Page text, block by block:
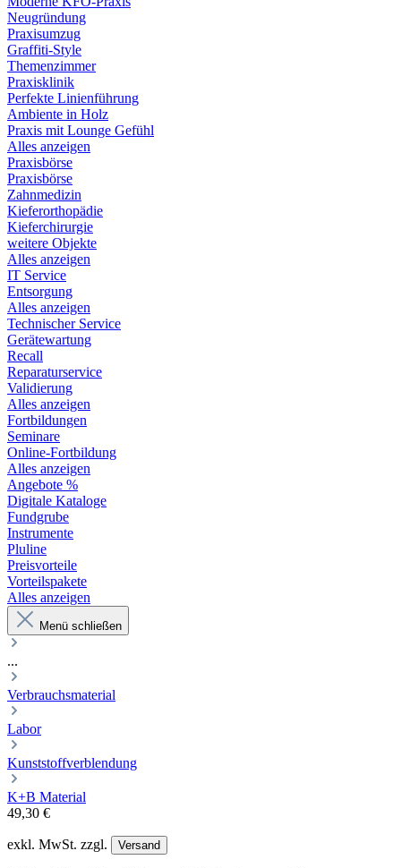
Neugründung
Praxisumzug
Graffiti-Style
Themenzimmer
Praxisklinik
Perfekte Linienführung
Ambiente in Holz
Praxis mit Lounge Gefühl
Alles anzeigen
Praxisbörse
Praxisbörse
Zahnmedizin
Kieferorthopädie
Kieferchirurgie
weitere Objekte
Alles anzeigen
IT Service
Entsorgung
Alles anzeigen
Technischer Service
Gerätewartung
Recall
Reparaturservice
Validierung
Alles anzeigen
Fortbildungen
Seminare
Online-Fortbildung
Alles anzeigen
Angebote %
Digitale Kataloge
Fundgrube
Instrumente
Pluline
Preisvorteile
Vorteilspakete
Alles anzeigen
Menü schließen
...
Verbrauchsmaterial
Labor
Kunststoffverblendung
K+B Material
49,30 €
exkl. MwSt. zzgl. Versand